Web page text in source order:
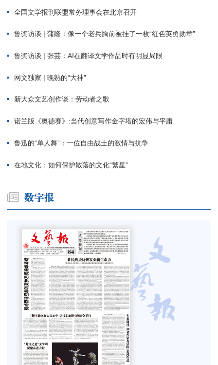
全国文学报刊联盟常务理事会在北京召开
鲁奖访谈 | 蒲隆：像一个老兵胸前被挂了一枚“红色英勇勋章”
鲁奖访谈 | 张芸：AI在翻译文学作品时有明显局限
网文独家 | 晚熟的“大神”
新大众文艺创作谈：劳动者之歌
诺兰版《奥德赛》:当代创意写作金字塔的宏伟与平庸
鲁迅的“单人舞”：一位自由战士的激情与抗争
在地文化：如何保护散落的文化“繁星”